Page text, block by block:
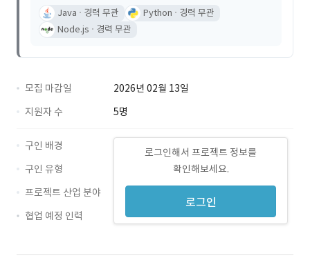
Java 경력 무관 Python
경력 무관
Node.js
경력 무관
모집 마감일
2026년 02월 13일
지원자 수
5명
로그인해서 프로젝트 정보를
확인해보세요.
로그인
구인 배경
구인 유형
프로젝트 산업 분야
협업 예정 인력